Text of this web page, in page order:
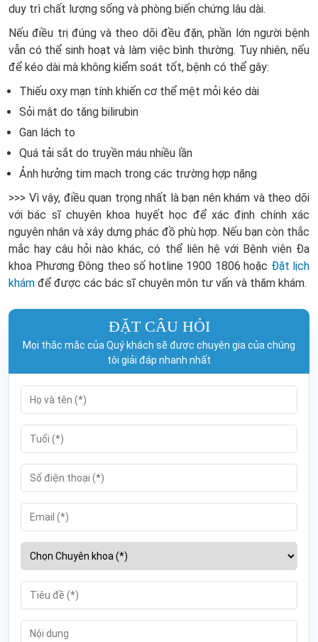
duy trì chất lượng sống và phòng biến chứng lâu dài.
Nếu điều trị đúng và theo dõi đều đặn, phần lớn người bệnh
vẫn có thể sinh hoạt và làm việc bình thường. Tuy nhiên, nếu
để kéo dài mà không kiểm soát tốt, bệnh có thể gây:
Thiếu oxy mạn tính khiến cơ thể mệt mỏi kéo dài
Sỏi mật do tăng bilirubin
Gan lách to
Quá tải sắt do truyền máu nhiều lần
Ảnh hưởng tim mạch trong các trường hợp nặng
>>> Vì vậy, điều quan trọng nhất là bạn nên khám và theo dõi
với bác sĩ chuyên khoa huyết học để xác định chính xác
nguyên nhân và xây dựng phác đồ phù hợp. Nếu bạn còn thắc
mắc hay câu hỏi nào khác, có thể liên hệ với Bệnh viện Đa
khoa Phương Đông theo số hotline 1900 1806 hoặc Đặt lịch
khám để được các bác sĩ chuyên môn tư vấn và thăm khám.
ĐẶT CÂU HỎI
Mọi thắc mắc của Quý khách sẽ được chuyên gia của chúng
tôi giải đáp nhanh nhất